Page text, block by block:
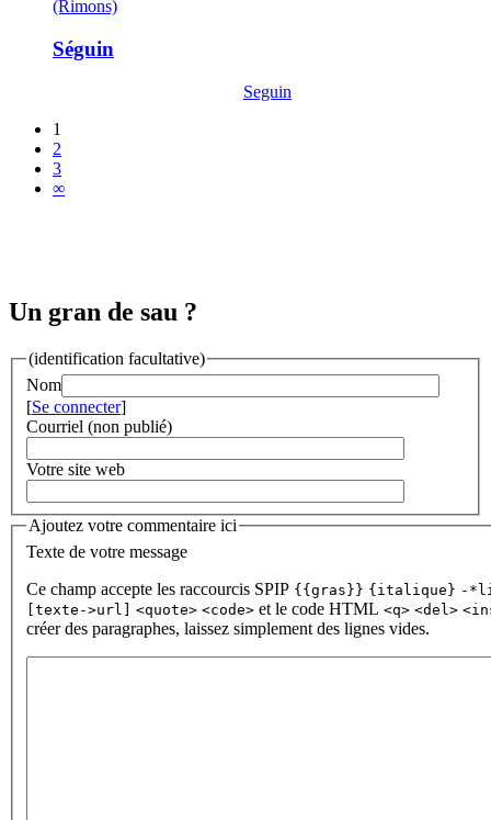
(Rimons)
Séguin
Seguin
1
2
3
∞
Un gran de sau ?
(identification facultative)
Nom
[Se connecter]
Courriel (non publié)
Votre site web
Ajoutez votre commentaire ici
Texte de votre message
Ce champ accepte les raccourcis SPIP {{gras}} {italique} -
[texte->url] <quote> <code> et le code HTML <q> <del>
créer des paragraphes, laissez simplement des lignes vides.